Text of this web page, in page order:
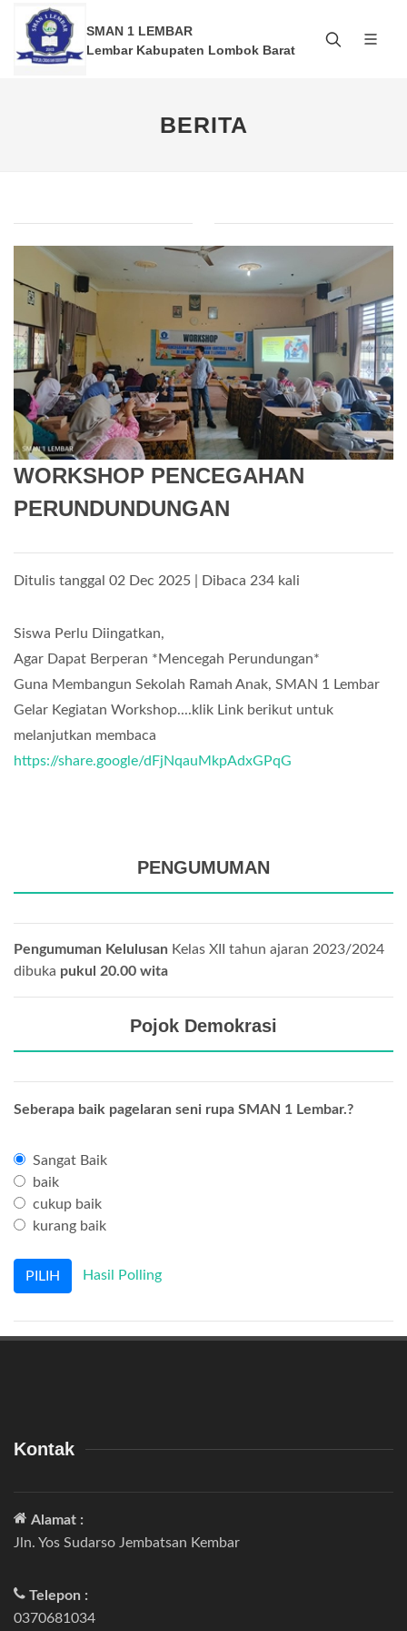
SMAN 1 LEMBAR
Lembar Kabupaten Lombok Barat
BERITA
WORKSHOP PENCEGAHAN
PERUNDUNDUNGAN
Ditulis tanggal 02 Dec 2025 | Dibaca 234 kali
Siswa Perlu Diingatkan,
Agar Dapat Berperan *Mencegah Perundungan*
Guna Membangun Sekolah Ramah Anak, SMAN 1 Lembar
Gelar Kegiatan Workshop....klik Link berikut untuk
melanjutkan membaca
https://share.google/dFjNqauMkpAdxGPqG
PENGUMUMAN
Pengumuman Kelulusan Kelas XII tahun ajaran 2023/2024
dibuka pukul 20.00 wita
Pojok Demokrasi
Seberapa baik pagelaran seni rupa SMAN 1 Lembar.?
Sangat Baik
baik
cukup baik
kurang baik
Hasil Polling
Kontak
Alamat :
Jln. Yos Sudarso Jembatsan Kembar
Telepon :
0370681034